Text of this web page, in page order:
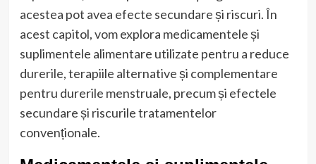
acestea pot avea efecte secundare și riscuri. În
acest capitol, vom explora medicamentele și
suplimentele alimentare utilizate pentru a reduce
durerile, terapiile alternative și complementare
pentru durerile menstruale, precum și efectele
secundare și riscurile tratamentelor
convenționale.